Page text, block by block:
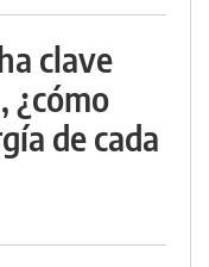
clave
¿cómo
de cada